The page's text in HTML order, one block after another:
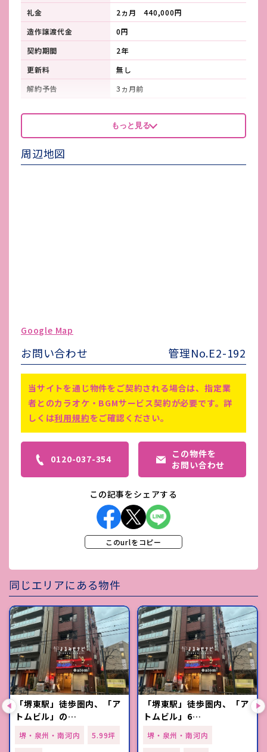
礼金
2ヵ月 440,000円
造作譲渡代金
0円
契約期間
2年
更新料
無し
解約予告
3ヵ月前
看板製作費
-
看板使用料・
維持管理費
-
鍵交換費
-
備考 家賃保証加入 要
もっと見る
周辺地図
Google Map
お問い合わせ 管理No.E2-192
当サイトを通じ物件をご契約される場合は、指定業
者とのカラオケ・BGMサービス契約が必要です。詳
しくは利用規約をご確認ください。
0120-037-354
この物件を
お問い合わせ
この記事をシェアする
このurlをコピー
同じエリアにある物件
「堺東駅」徒歩圏内、「ア
トムビル」の…
堺・泉州・南河内 5.99坪
「堺東駅」徒歩圏内、「ア
トムビル」6…
堺・泉州・南河内